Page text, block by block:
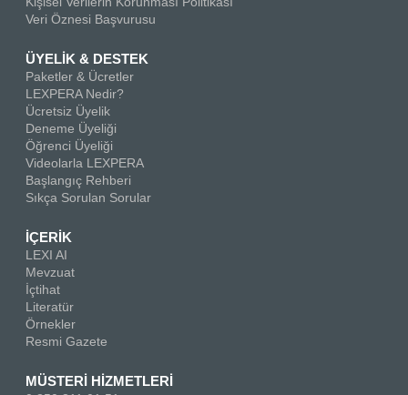
Veri Öznesi Başvurusu
ÜYELİK & DESTEK
Paketler & Ücretler
LEXPERA Nedir?
Ücretsiz Üyelik
Deneme Üyeliği
Öğrenci Üyeliği
Videolarla LEXPERA
Başlangıç Rehberi
Sıkça Sorulan Sorular
İÇERİK
LEXI AI
Mevzuat
İçtihat
Literatür
Örnekler
Resmi Gazete
MÜSTERİ HİZMETLERİ